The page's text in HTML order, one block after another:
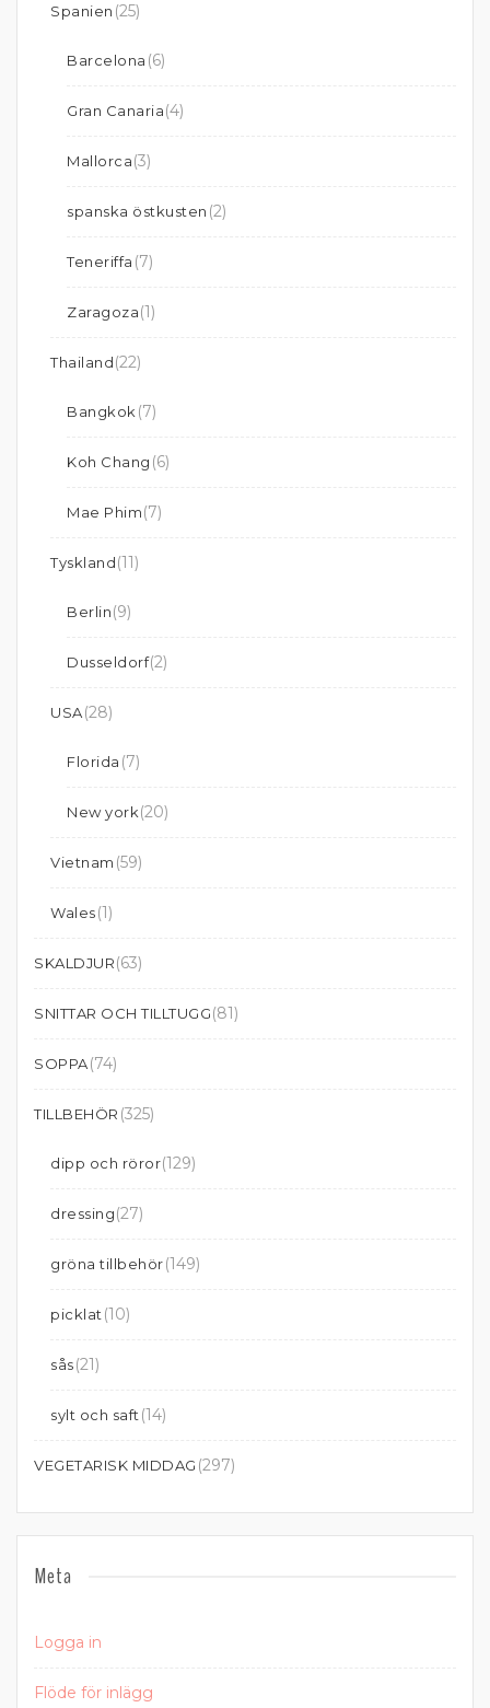
Spanien (25)
Barcelona (6)
Gran Canaria(4)
Mallorca(3)
spanska östkusten (2)
Teneriffa (7)
Zaragoza(1)
Thailand(22)
Bangkok (7)
Koh Chang (6)
Mae Phim(7)
Tyskland(11)
Berlin(9)
Dusseldorf(2)
USA(28)
Florida (7)
New york(20)
Vietnam (59)
Wales(1)
SKALDJUR(63)
SNITTAR OCH TILLTUGG(81)
SOPPA(74)
TILLBEHÖR (325)
dipp och röror(129)
dressing(27)
gröna tillbehör(149)
picklat (10)
sås(21)
sylt och saft (14)
VEGETARISK MIDDAG (297)
Meta
Logga in
Flöde för inlägg